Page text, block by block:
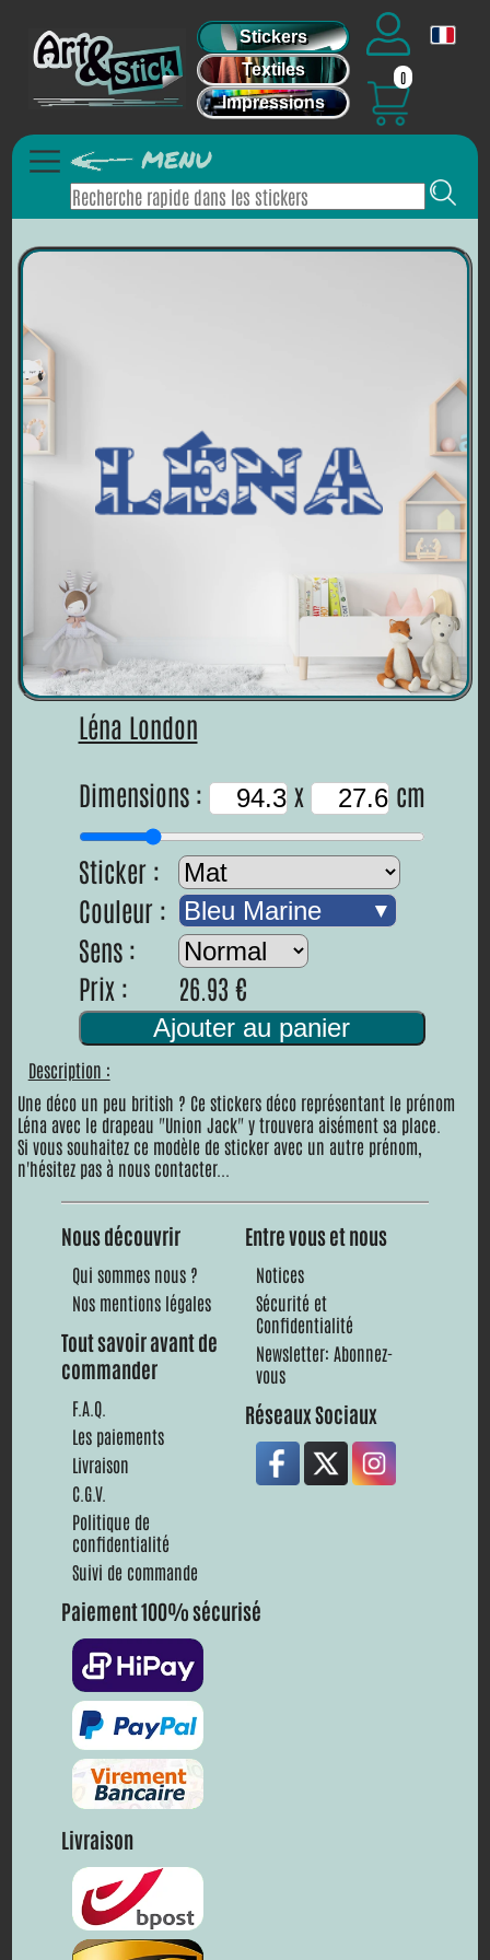
Stickers
Textiles
Impressions
0
Léna London
Dimensions :
x cm
Sticker :
Couleur :
Bleu Marine
Sens :
Prix :
26.93 €
Ajouter au panier
Description :
Une déco un peu british ? Ce stickers déco représentant le prénom
Léna avec le drapeau "Union Jack" y trouvera aisément sa place.
Si vous souhaitez ce modèle de sticker avec un autre prénom,
n'hésitez pas à nous contacter...
Nous découvrir
Qui sommes nous ?
Nos mentions légales
Tout savoir avant de
commander
F.A.Q.
Les paiements
Livraison
C.G.V.
Politique de
confidentialité
Suivi de commande
Entre vous et nous
Notices
Sécurité et
Confidentialité
Newsletter: Abonnez-
vous
Réseaux Sociaux
Paiement 100% sécurisé
Livraison